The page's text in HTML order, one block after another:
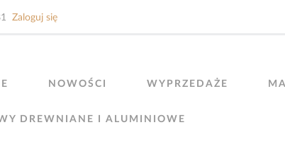
Zaloguj się
NOWOŚCI WYPRZEDAŻE
DREWNIANE I ALUMINIOWE